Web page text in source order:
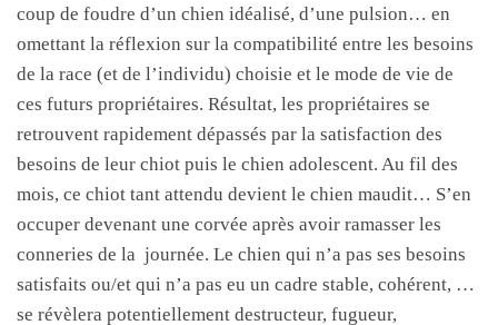
coup de foudre d’un chien idéalisé, d’une pulsion… en
omettant la réflexion sur la compatibilité entre les besoins
de la race (et de l’individu) choisie et le mode de vie de
ces futurs propriétaires. Résultat, les propriétaires se
retrouvent rapidement dépassés par la satisfaction des
besoins de leur chiot puis le chien adolescent. Au fil des
mois, ce chiot tant attendu devient le chien maudit… S’en
occuper devenant une corvée après avoir ramasser les
conneries de la journée. Le chien qui n’a pas ses besoins
satisfaits ou/et qui n’a pas eu un cadre stable, cohérent, …
se révèlera potentiellement destructeur, fugueur,